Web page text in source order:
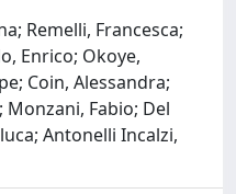
Remelli, Francesca;
Enrico; Okoye,
Coin, Alessandra;
Fabio; Del
Antonelli Incalzi,